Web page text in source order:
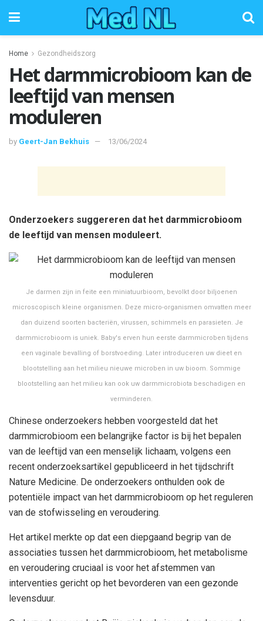
Home Gezondheidszorg
Het darmmicrobioom kan de
leeftijd van mensen
moduleren
by Geert-Jan Bekhuis 13/06/2024
Onderzoekers suggereren dat het darmmicrobioom
de leeftijd van mensen moduleert.
Je darmen zijn in feite een miniatuurbioom, bevolkt door biljoenen
microscopisch kleine organismen. Deze micro-organismen omvatten meer
dan duizend soorten bacteriën, virussen, schimmels en parasieten. Je
darmmicrobioom is uniek. Baby's erven hun eerste darmmicroben tijdens
een vaginale bevalling of borstvoeding. Later introduceren uw dieet en
blootstelling aan het milieu nieuwe microben in uw bioom. Sommige
blootstelling aan het milieu kan ook uw darmmicrobiota beschadigen en
verminderen.
Chinese onderzoekers hebben voorgesteld dat het
darmmicrobioom een ​​belangrijke factor is bij het bepalen
van de leeftijd van een menselijk lichaam, volgens een
recent onderzoeksartikel gepubliceerd in het tijdschrift
Nature Medicine. De onderzoekers onthulden ook de
potentiële impact van het darmmicrobioom op het reguleren
van de stofwisseling en veroudering.
Het artikel merkte op dat een diepgaand begrip van de
associaties tussen het darmmicrobioom, het metabolisme
en veroudering cruciaal is voor het afstemmen van
interventies gericht op het bevorderen van een gezonde
levensduur.